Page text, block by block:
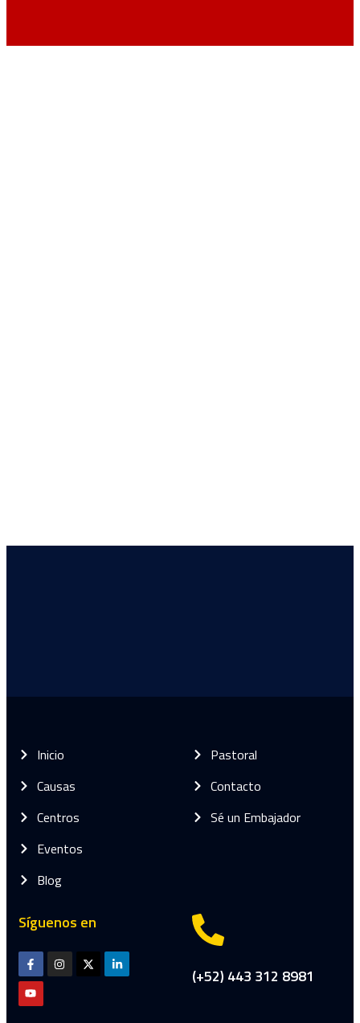
Inicio
Causas
Centros
Eventos
Blog
Pastoral
Contacto
Sé un Embajador
Síguenos en
(+52) 443 312 8981